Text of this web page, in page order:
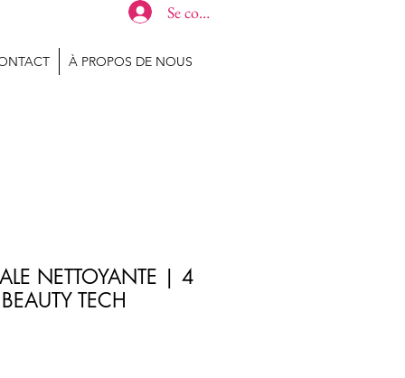
Se connecter
À PROPOS DE NOUS
NETTOYANTE | 4
TECH